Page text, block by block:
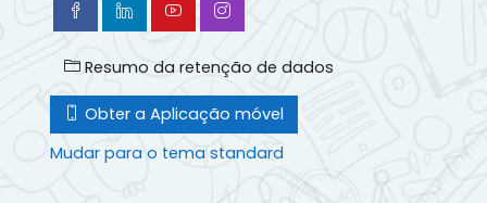
Resumo da retenção de dados
Obter a Aplicação móvel
Mudar para o tema standard